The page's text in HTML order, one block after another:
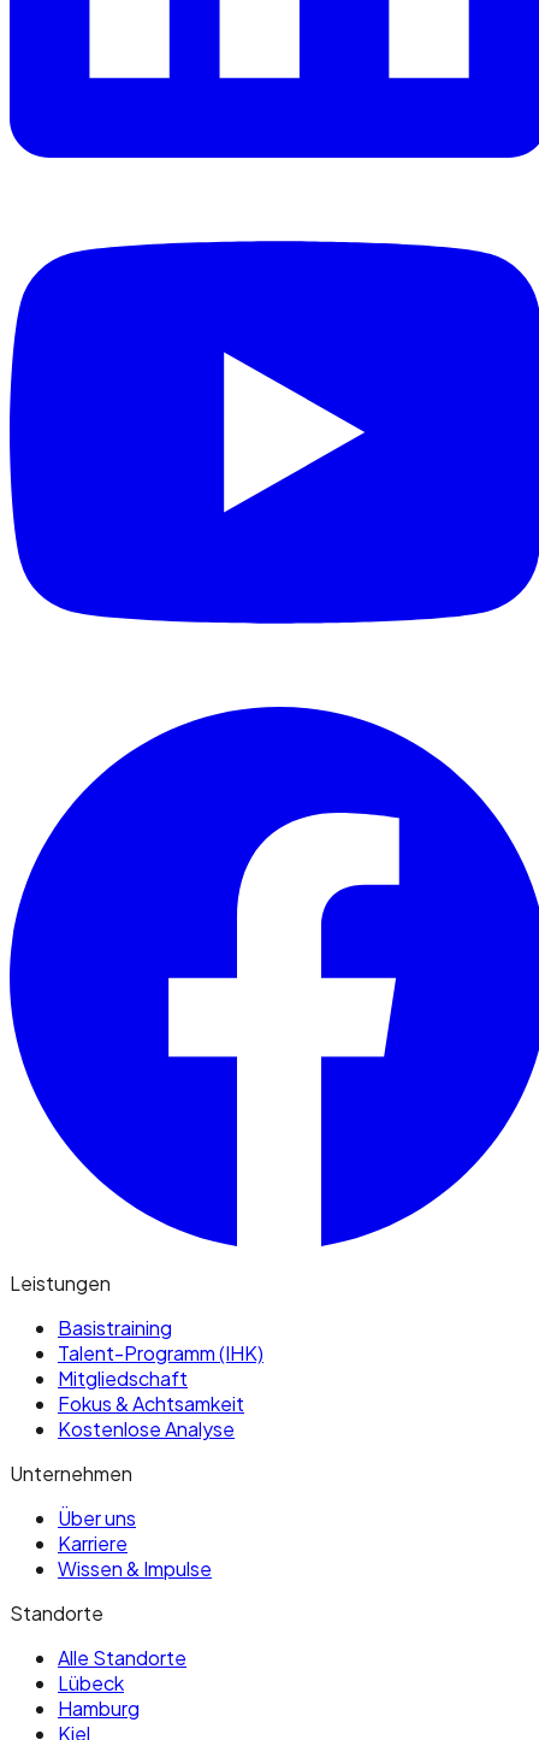
Leistungen
Basistraining
Talent-Programm (IHK)
Mitgliedschaft
Fokus & Achtsamkeit
Kostenlose Analyse
Unternehmen
Über uns
Karriere
Wissen & Impulse
Standorte
Alle Standorte
Lübeck
Hamburg
Kiel